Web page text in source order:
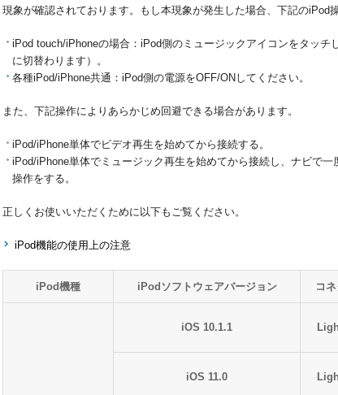
現象が確認されております。もし本現象が発生した場合、下記のiPod
iPod touch/iPhoneの場合：iPod側のミュージックアイコンをタッ
に切替わります）。
各種iPod/iPhone共通：iPod側の電源をOFF/ONしてください。
また、下記操作によりあらかじめ回避できる場合があります。
iPod/iPhone単体でビデオ再生を始めてから接続する。
iPod/iPhone単体でミュージック再生を始めてから接続し、ナビで
操作をする。
正しくお使いいただくために以下もご覧ください。
iPod機能の使用上の注意
iPod機種 iPodソフトウェアバージョン コ
iOS 10.1.1
iOS 11.0